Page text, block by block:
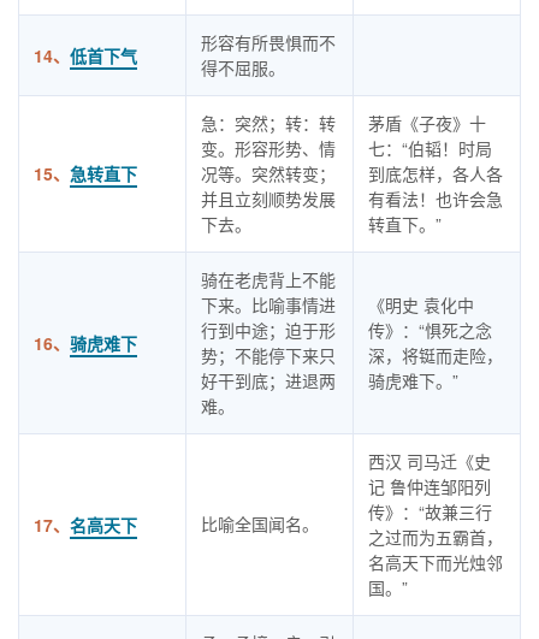
14、 低首下气
形容有所畏惧而不
得不屈服。
15、 急转直下
急：突然；转：转
变。形容形势、情
况等。突然转变；
并且立刻顺势发展
下去。
茅盾《子夜》十
七：“伯韬！时局
到底怎样，各人各
有看法！也许会急
转直下。”
16、 骑虎难下
骑在老虎背上不能
下来。比喻事情进
行到中途；迫于形
势；不能停下来只
好干到底；进退两
难。
《明史 袁化中
传》：“惧死之念
深，将铤而走险，
骑虎难下。”
17、 名高天下 比喻全国闻名。
西汉 司马迁《史
记 鲁仲连邹阳列
传》：“故兼三行
之过而为五霸首，
名高天下而光烛邻
国。”